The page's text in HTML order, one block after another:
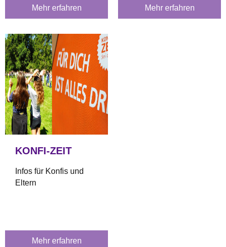
Klimawandel.
Mehr erfahren
Hinweise zu
Beratungsstellen.
Mehr erfahren
KONFI-ZEIT
Infos für Konfis und
Eltern
Mehr erfahren